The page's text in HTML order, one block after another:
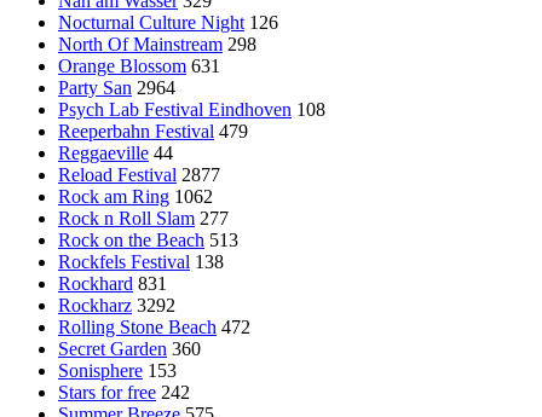
Nocturnal Culture Night 126
North Of Mainstream 298
Orange Blossom 631
Party San 2964
Psych Lab Festival Eindhoven 108
Reeperbahn Festival 479
Reggaeville 44
Reload Festival 2877
Rock am Ring 1062
Rock n Roll Slam 277
Rock on the Beach 513
Rockfels Festival 138
Rockhard 831
Rockharz 3292
Rolling Stone Beach 472
Secret Garden 360
Sonisphere 153
Stars for free 242